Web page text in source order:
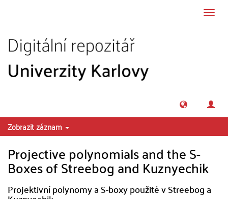
Zobrazit záznam
Projective polynomials and the S-
Boxes of Streebog and Kuznyechik
Projektivní polynomy a S-boxy použité v Streebog a